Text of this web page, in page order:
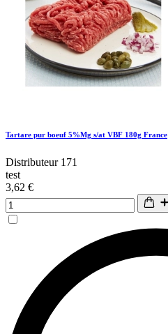
Tartare pur boeuf 5%Mg s/at VBF 180g France
Distributeur 171
test
3,62 €